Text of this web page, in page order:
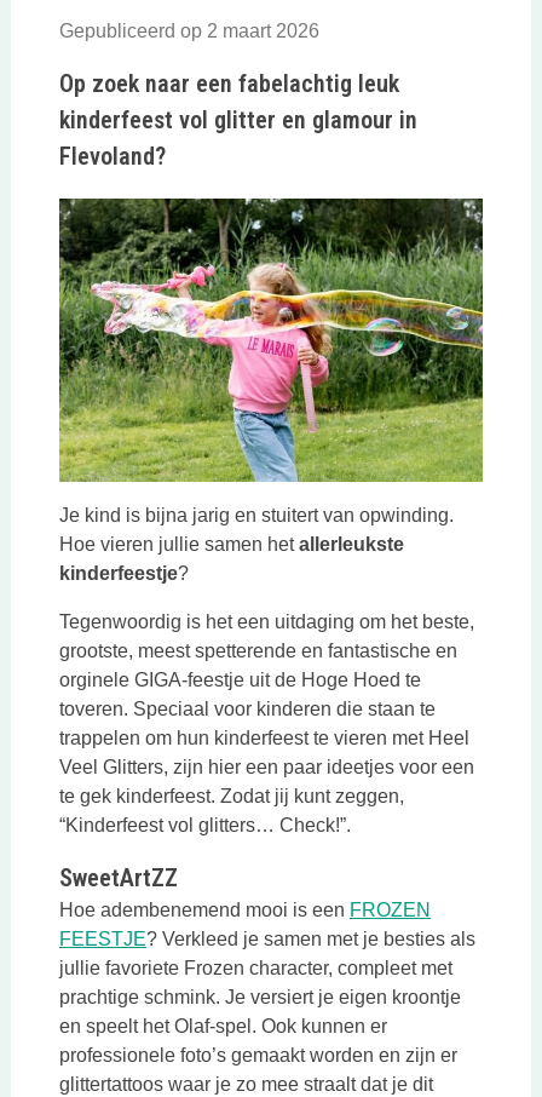
Gepubliceerd op 2 maart 2026
Op zoek naar een fabelachtig leuk
kinderfeest vol glitter en glamour in
Flevoland?
Je kind is bijna jarig en stuitert van opwinding.
Hoe vieren jullie samen hetallerleukste
kinderfeestje?
Tegenwoordig is het een uitdaging om het beste,
grootste, meest spetterende en fantastische en
orginele GIGA-feestje uit de Hoge Hoed te
toveren. Speciaal voor kinderen die staan te
trappelen om hun kinderfeest te vieren met Heel
Veel Glitters, zijn hier een paar ideetjes voor een
te gek kinderfeest. Zodat jij kunt zeggen,
“Kinderfeest vol glitters… Check!”.
SweetArtZZ
Hoe adembenemend mooi is een FROZEN
FEESTJEDeze link opent in een nieuwe tab
? Verkleed je samen met je besties als
jullie favoriete Frozen character, compleet met
prachtige schmink. Je versiert je eigen kroontje
en speelt het Olaf-spel. Ook kunnen er
professionele foto’s gemaakt worden en zijn er
glittertattoos waar je zo mee straalt dat je dit